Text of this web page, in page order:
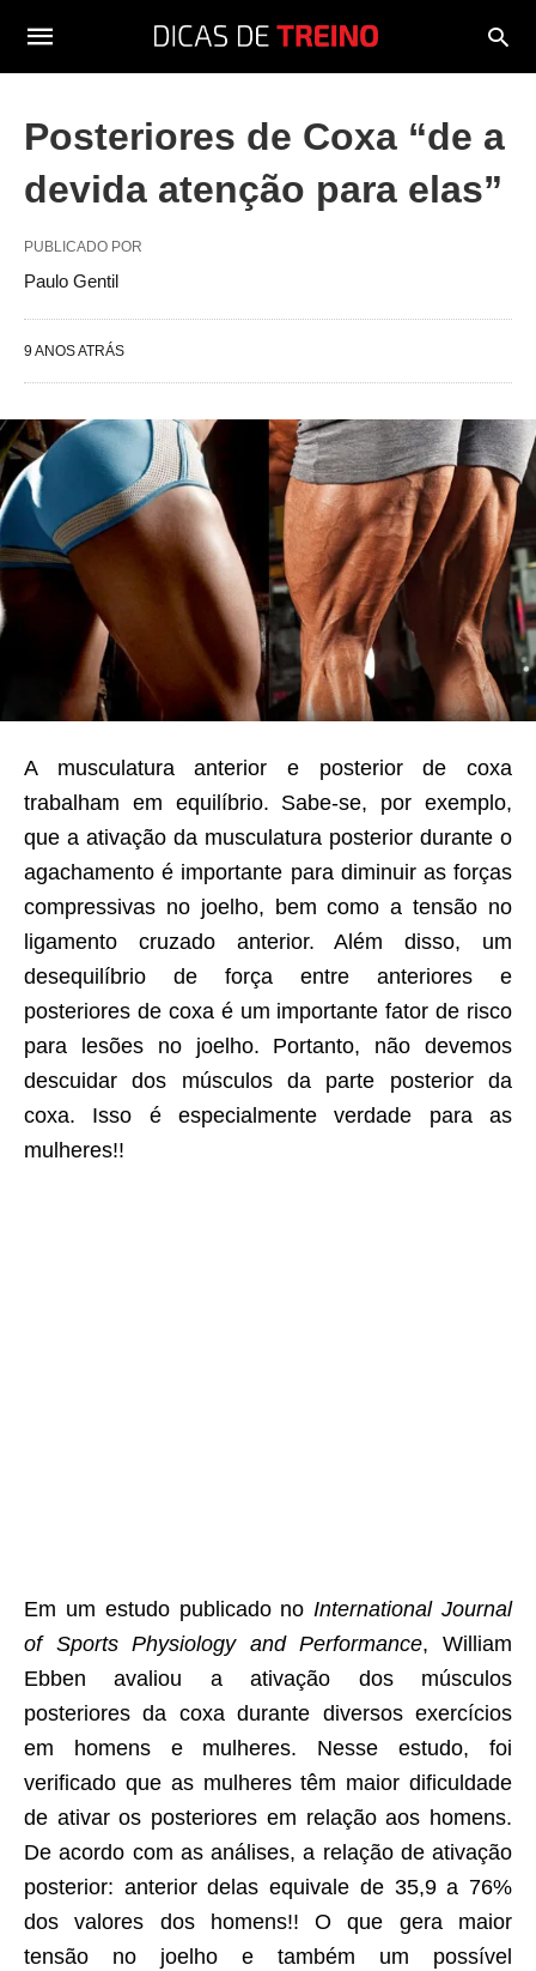
Posteriores de Coxa “de a
devida atenção para elas”
PUBLICADO POR
Paulo Gentil
9 ANOS ATRÁS
A musculatura anterior e posterior de coxa
trabalham em equilíbrio. Sabe-se, por exemplo,
que a ativação da musculatura posterior durante o
agachamento é importante para diminuir as forças
compressivas no joelho, bem como a tensão no
ligamento cruzado anterior. Além disso, um
desequilíbrio de força entre anteriores e
posteriores de coxa é um importante fator de risco
para lesões no joelho. Portanto, não devemos
descuidar dos músculos da parte posterior da
coxa. Isso é especialmente verdade para as
mulheres!!
Em um estudo publicado noInternational Journal
of Sports Physiology and Performance, William
Ebben avaliou a ativação dos músculos
posteriores da coxa durante diversos exercícios
em homens e mulheres. Nesse estudo, foi
verificado que as mulheres têm maior dificuldade
de ativar os posteriores em relação aos homens.
De acordo com as análises, a relação de ativação
posterior: anterior delas equivale de 35,9 a 76%
dos valores dos homens!! O que gera maior
tensão no joelho e também um possível